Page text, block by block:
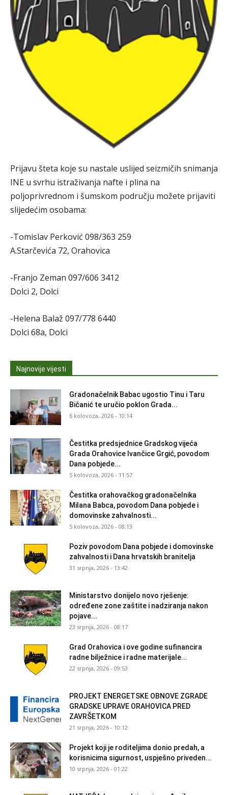
Prijavu šteta koje su nastale uslijed seizmičih snimanja
INE u svrhu istraživanja nafte i plina na
poljoprivrednom i šumskom području možete prijaviti
slijedećim osobama:
-Tomislav Perković 098/363 259
A.Starčevića 72, Orahovica
-Franjo Zeman 097/606 3412
Dolci 2, Dolci
-Helena Balaž 097/778 6440
Dolci 68a, Dolci
Najnovije vijesti
Gradonačelnik Babac ugostio Tinu i Taru
Bičanić te uručio poklon Grada...
6 kolovoza, 2026 - 10:14
Čestitka predsjednice Gradskog vijeća
Grada Orahovice Ivančice Grgić, povodom
Dana pobjede...
5 kolovoza, 2026 - 11:57
Čestitka orahovačkog gradonačelnika
Milana Babca, povodom Dana pobjede i
domovinske zahvalnosti...
5 kolovoza, 2026 - 08:13
Poziv povodom Dana pobjede i domovinske
zahvalnosti i Dana hrvatskih branitelja
31 srpnja, 2026 - 13:42
Ministarstvo donijelo novo rješenje:
određene zone zaštite i nadziranja nakon
pojave...
23 srpnja, 2026 - 08:17
Grad Orahovica i ove godine sufinancira
radne bilježnice i radne materijale...
22 srpnja, 2026 - 09:53
PROJEKT ENERGETSKE OBNOVE ZGRADE
GRADSKE UPRAVE ORAHOVICA PRED
ZAVRŠETKOM
21 srpnja, 2026 - 10:12
Projekt koji je roditeljima donio predah, a
korisnicima sigurnost, uspješno priveden...
10 srpnja, 2026 - 01:22